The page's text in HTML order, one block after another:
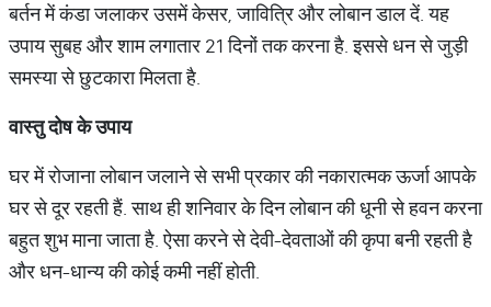
बर्तन में कंडा जलाकर उसमें केसर, जावित्रि और लोबान डाल दें. यह
उपाय सुबह और शाम लगातार 21 दिनों तक करना है. इससे धन से जुड़ी
समस्या से छुटकारा मिलता है.
वास्तुदोषकेउपाय
घर में रोजाना लोबान जलाने से सभी प्रकार की नकारात्मक ऊर्जा आपके
घर से दूर रहती हैं. साथ ही शनिवार के दिन लोबान की धूनी से हवन करना
बहुत शुभ माना जाता है. ऐसा करने से देवी-देवताओं की कृपा बनी रहती है
और धन-धान्य की कोई कमी नहीं होती.